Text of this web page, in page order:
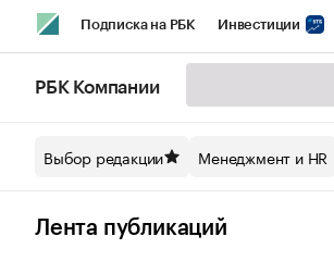
Подписка на РБК Инвестиции
Спецпроекты СПб Конференции
Технологии и медиа
РБК Компании
Выбор редакции Менеджмент и HR
Лента публикаций